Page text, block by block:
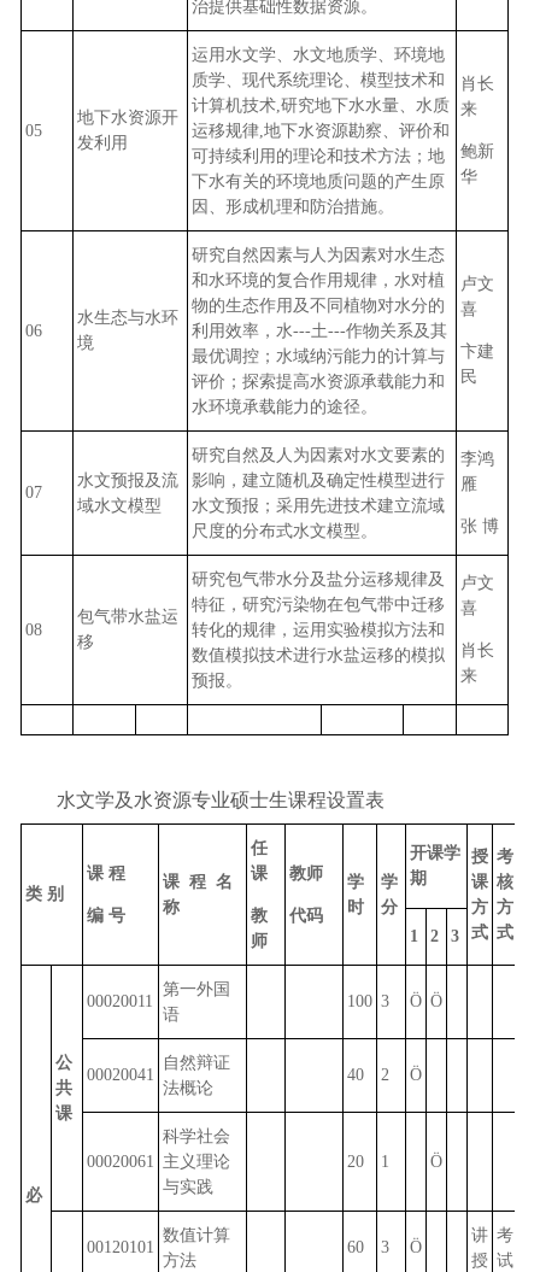
治提供基础性数据资源。
05
地下水资源开
发利用
运用水文学、水文地质学、环境地
质学、现代系统理论、模型技术和
计算机技术,研究地下水水量、水质
运移规律,地下水资源勘察、评价和
可持续利用的理论和技术方法；地
下水有关的环境地质问题的产生原
因、形成机理和防治措施。
肖长
来
鲍新
华
06
水生态与水环
境
研究自然因素与人为因素对水生态
和水环境的复合作用规律，水对植
物的生态作用及不同植物对水分的
利用效率，水---土---作物关系及其
最优调控；水域纳污能力的计算与
评价；探索提高水资源承载能力和
水环境承载能力的途径。
卢文
喜
卞建
民
07
水文预报及流
域水文模型
研究自然及人为因素对水文要素的
影响，建立随机及确定性模型进行
水文预报；采用先进技术建立流域
尺度的分布式水文模型。
李鸿
雁
张 博
08
包气带水盐运
移
研究包气带水分及盐分运移规律及
特征，研究污染物在包气带中迁移
转化的规律，运用实验模拟方法和
数值模拟技术进行水盐运移的模拟
预报。
卢文
喜
肖长
来
水文学及水资源专业硕士生课程设置表
类 别
课 程
编 号
课 程 名
称
任
课
教
师
教师
代码
学
时
学
分
开课学
期
授
课
方
式
考
核
方
式
1 2 3
必
公
共
课
00020011
第一外国
语
100 3 Ö Ö
00020041
自然辩证
法概论
40 2 Ö
00020061
科学社会
主义理论
与实践
20 1 Ö
00120101
数值计算
方法
60 3 Ö
讲
授
考
试